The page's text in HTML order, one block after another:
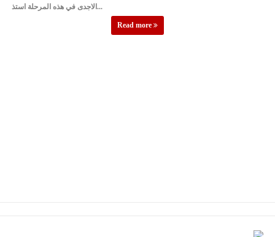
الاجدى في هذه المرحلة استذ...
Read more